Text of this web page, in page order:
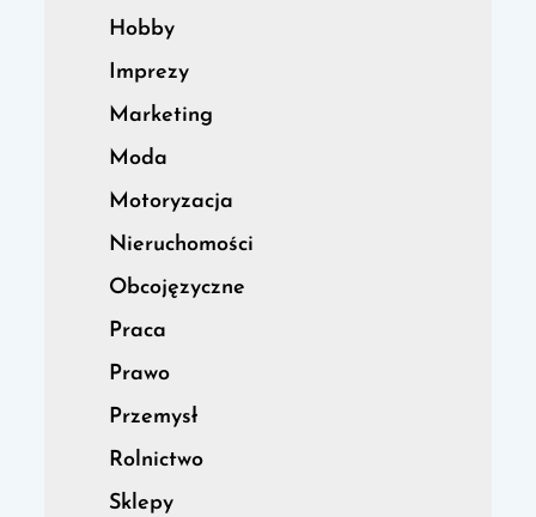
Hobby
Imprezy
Marketing
Moda
Motoryzacja
Nieruchomości
Obcojęzyczne
Praca
Prawo
Przemysł
Rolnictwo
Sklepy